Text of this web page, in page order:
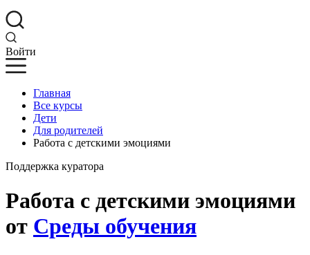
Войти
Главная
Все курсы
Дети
Для родителей
Работа с детскими эмоциями
Поддержка куратора
Работа с детскими эмоциями
от Среды обучения